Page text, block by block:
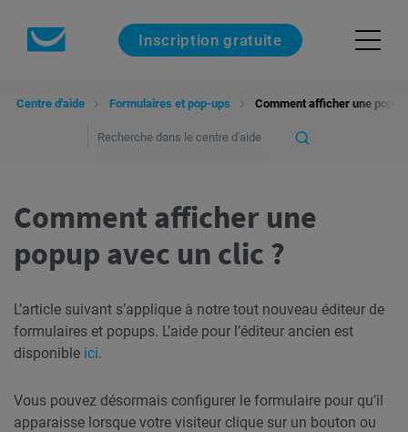
Inscription gratuite
Centre d'aide Formulaires et pop-ups Comment afficher une
Comment afficher une
popup avec un clic ?
L’article suivant s’applique à notre tout nouveau éditeur de
formulaires et popups. L’aide pour l’éditeur ancien est
disponible ici.
Vous pouvez désormais configurer le formulaire pour qu’il
apparaisse lorsque votre visiteur clique sur un bouton ou